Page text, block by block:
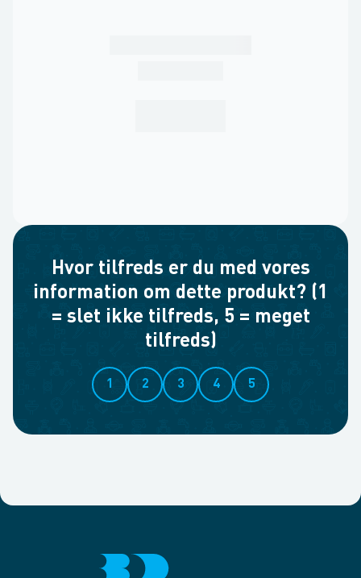
Hvor tilfreds er du med vores
information om dette produkt? (1
= slet ikke tilfreds, 5 = meget
tilfreds)
1 2 3 4 5